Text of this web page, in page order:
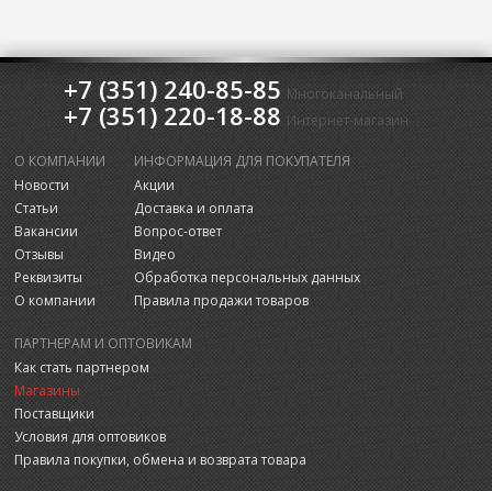
+7 (351) 240-85-85 Многоканальный
+7 (351) 220-18-88 Интернет-магазин
О КОМПАНИИ
Новости
Статьи
Вакансии
Отзывы
Реквизиты
О компании
ИНФОРМАЦИЯ ДЛЯ ПОКУПАТЕЛЯ
Акции
Доставка и оплата
Вопрос-ответ
Видео
Обработка персональных данных
Правила продажи товаров
ПАРТНЕРАМ И ОПТОВИКАМ
Как стать партнером
Магазины
Поставщики
Условия для оптовиков
Правила покупки, обмена и возврата товара